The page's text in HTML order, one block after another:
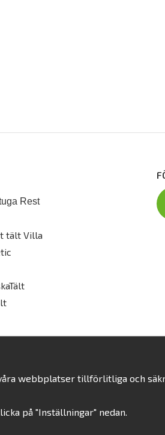
Rest
tält Villa
webbplatser tillförlitliga och
på "Inställningar" nedan.